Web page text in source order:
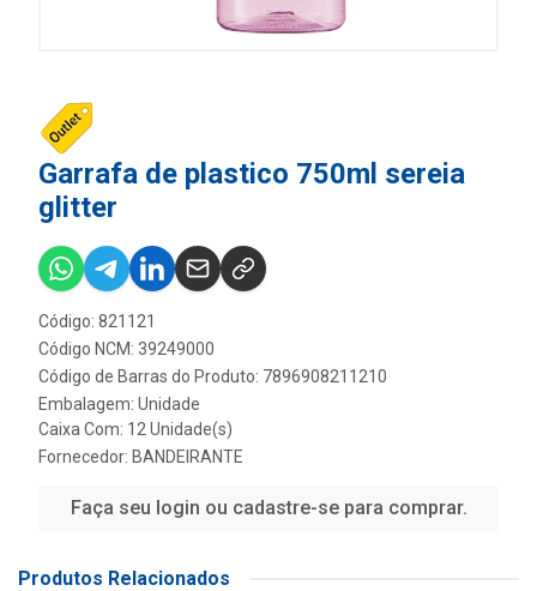
Garrafa de plastico 750ml sereia
glitter
Código: 821121
Código NCM: 39249000
Código de Barras do Produto: 7896908211210
Embalagem: Unidade
Caixa Com: 12 Unidade(s)
Fornecedor: BANDEIRANTE
Faça seu login ou cadastre-se para comprar.
Produtos Relacionados